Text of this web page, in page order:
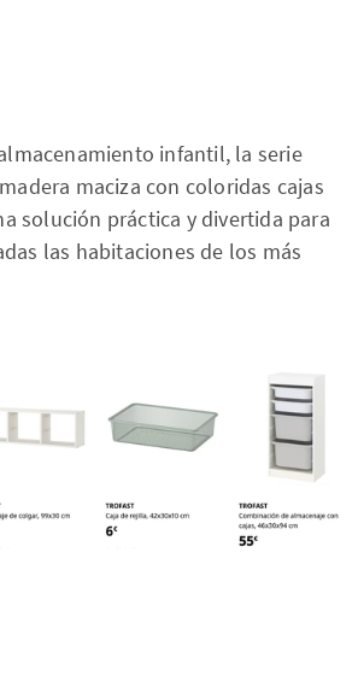
infantil, la serie
maciza con coloridas cajas
solución práctica y divertida para
las habitaciones de los más